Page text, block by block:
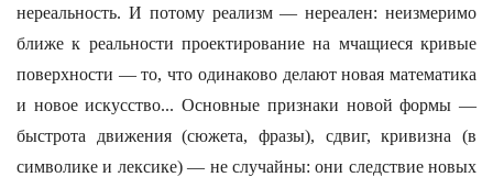
нереальность. И потому реализм — нереален: неизмеримо
ближе к реальности проектирование на мчащиеся кривые
поверхности — то, что одинаково делают новая математика
и новое искусство... Основные признаки новой формы —
быстрота движения (сюжета, фразы), сдвиг, кривизна (в
символике и лексике) — не случайны: они следствие новых